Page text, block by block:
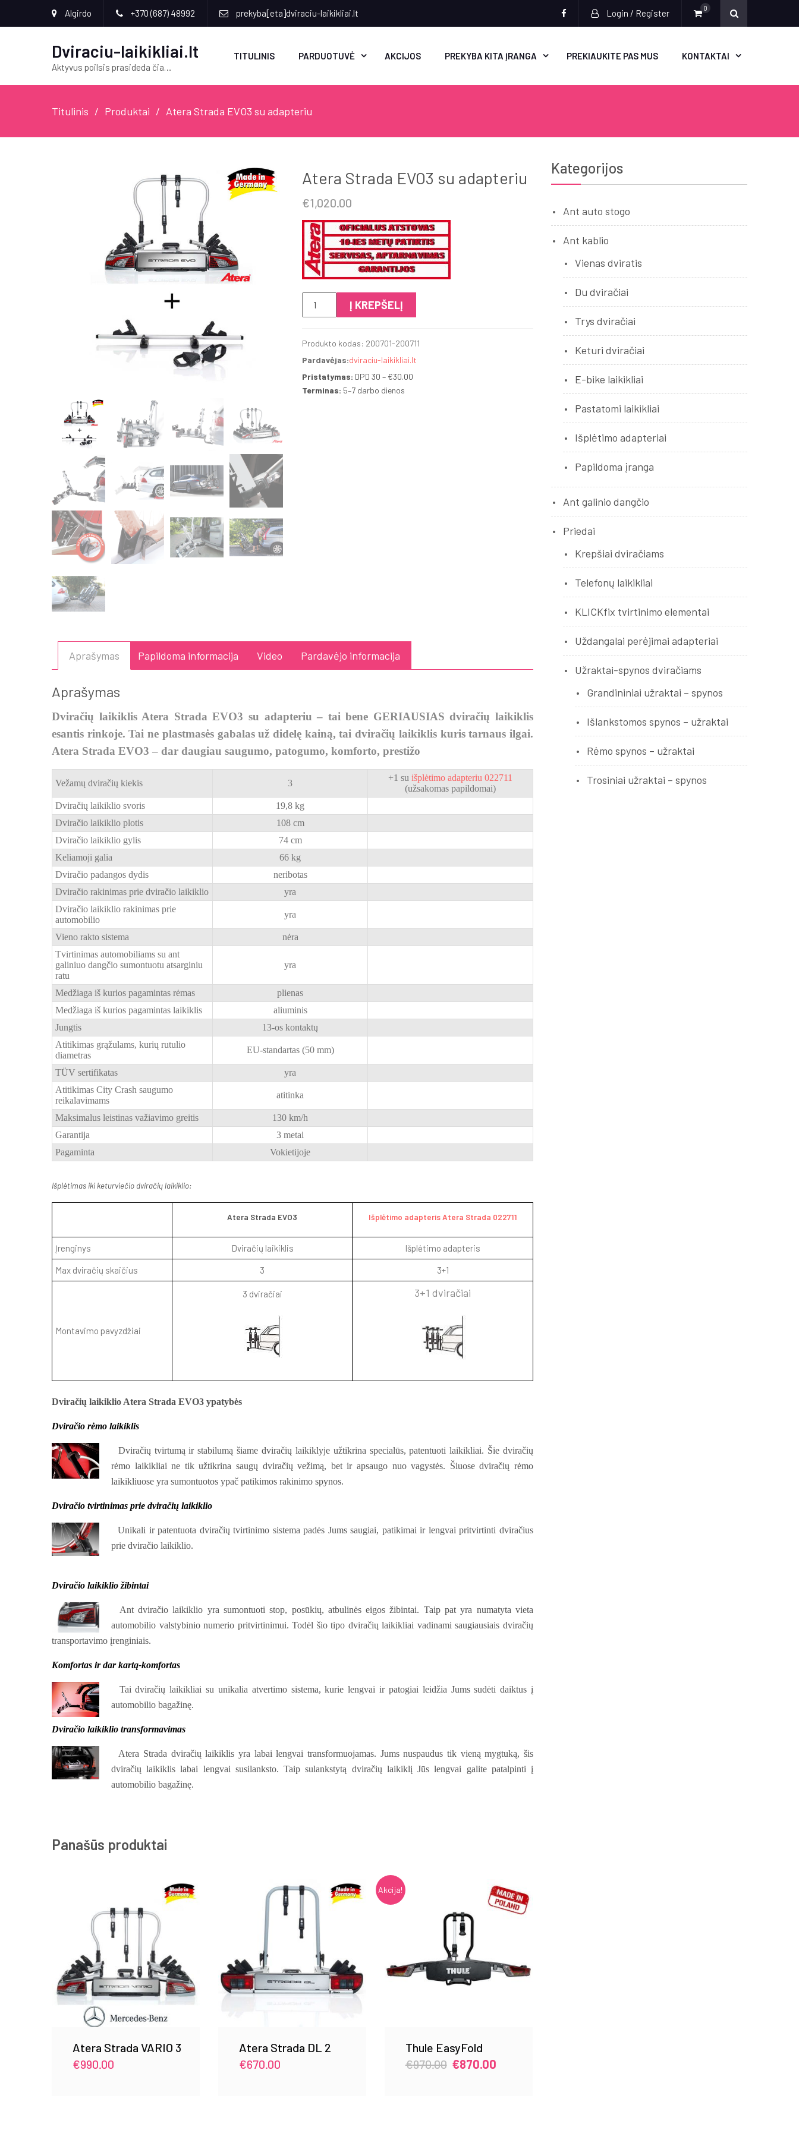
Algirdo +370 (687) 48992 prekyba[eta]dviraciu-laikikliai.lt Login / Register 0
Dviraciu-laikikliai.lt
Aktyvus poilsis prasideda čia…
TITULINIS PARDUOTUVĖ AKCIJOS PREKYBA KITA ĮRANGA PREKIAUKITE PAS MUS KONTAKTAI
Titulinis Produktai Atera Strada EVO3 su adapteriu
Atera Strada EVO3 su adapteriu
€1,020.00
produkto
kiekis:
Strada
EVO3
su
adapteriu
Į KREPŠELĮ
Produkto kodas: 200701-200711
Pardavėjas:dviraciu-laikikliai.lt
Pristatymas: DPD 30 – €30.00
Terminas: 5–7 darbo dienos
Aprašymas Papildoma informacija Video Pardavėjo informacija
Aprašymas
Dviračių laikiklis Atera Strada EVO3 su adapteriu – tai bene GERIAUSIAS dviračių laikiklis
esantis rinkoje. Tai ne plastmasės gabalas už didelę kainą, tai dviračių laikiklis kuris tarnaus ilgai.
Atera Strada EVO3 – dar daugiau saugumo, patogumo, komforto, prestižo
Vežamų dviračių kiekis 3
+1 su išplėtimo adapteriu 022711
(užsakomas papildomai)
Dviračių laikiklio svoris
19,8 kg
Dviračio laikiklio plotis
108 cm
Dviračio laikiklio gylis
74 cm
Keliamoji galia
66 kg
Dviračio padangos dydis
neribotas
Dviračio rakinimas prie dviračio laikiklio
yra
Dviračio laikiklio rakinimas prie
automobilio
yra
Vieno rakto sistema
nėra
Tvirtinimas automobiliams su ant
galiniuo dangčio sumontuotu atsarginiu
ratu
yra
Medžiaga iš kurios pagamintas rėmas
plienas
Medžiaga iš kurios pagamintas laikiklis
aliuminis
Jungtis
13-os kontaktų
Atitikimas grąžulams, kurių rutulio
diametras
EU-standartas (50 mm)
TÜV sertifikatas
yra
Atitikimas City Crash saugumo
reikalavimams
atitinka
Maksimalus leistinas važiavimo greitis
130 km/h
Garantija
3 metai
Pagaminta
Vokietijoje
Išplėtimas iki keturviečio dviračių laikiklio:
Atera Strada EVO3 Išplėtimo adapteris Atera Strada 022711
Įrenginys Dviračių laikiklis Išplėtimo adapteris
Max dviračių skaičius 3 3+1
Montavimo pavyzdžiai
3 dviračiai 3+1 dviračiai
Dviračių laikiklio Atera Strada EVO3 ypatybės
Dviračio rėmo laikiklis
Dviračių tvirtumą ir stabilumą šiame dviračių laikiklyje užtikrina specialūs, patentuoti laikikliai. Šie dviračių
rėmo laikikliai ne tik užtikrina saugų dviračių vežimą, bet ir apsaugo nuo vagystės. Šiuose dviračių rėmo
laikikliuose yra sumontuotos ypač patikimos rakinimo spynos.
Dviračio tvirtinimas prie dviračių laikiklio
Unikali ir patentuota dviračių tvirtinimo sistema padės Jums saugiai, patikimai ir lengvai pritvirtinti dviračius
prie dviračio laikiklio.
Dviračio laikiklio žibintai
Ant dviračio laikiklio yra sumontuoti stop, posūkių, atbulinės eigos žibintai. Taip pat yra numatyta vieta
automobilio valstybinio numerio pritvirtinimui. Todėl šio tipo dviračių laikikliai vadinami saugiausiais dviračių
transportavimo įrenginiais.
Komfortas ir dar kartą-komfortas
Tai dviračių laikikliai su unikalia atvertimo sistema, kurie lengvai ir patogiai leidžia Jums sudėti daiktus į
automobilio bagažinę.
Dviračio laikiklio transformavimas
Atera Strada dviračių laikiklis yra labai lengvai transformuojamas. Jums nuspaudus tik vieną mygtuką, šis
dviračių laikiklis labai lengvai susilanksto. Taip sulankstytą dviračių laikiklį Jūs lengvai galite patalpinti į
automobilio bagažinę.
Panašūs produktai
Atera Strada VARIO 3
€990.00
Atera Strada DL 2
€670.00
Akcija!
Thule EasyFold
€970.00 Original
€870.00Current
Kategorijos
Ant auto stogo
Ant kablio
Vienas dviratis
Du dviračiai
Trys dviračiai
Keturi dviračiai
E-bike laikikliai
Pastatomi laikikliai
Išplėtimo adapteriai
Papildoma įranga
Ant galinio dangčio
Priedai
Krepšiai dviračiams
Telefonų laikikliai
KLICKfix tvirtinimo elementai
Uždangalai perėjimai adapteriai
Užraktai-spynos dviračiams
Grandininiai užraktai – spynos
Išlankstomos spynos – užraktai
Rėmo spynos – užraktai
Trosiniai užraktai – spynos